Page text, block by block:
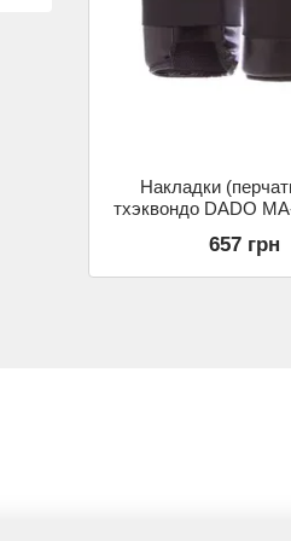
Накладки
тхэквондо DADO
657 грн